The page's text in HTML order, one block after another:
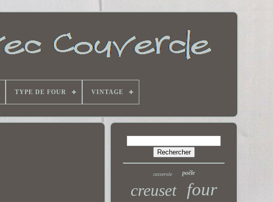
TYPE DE FOUR VINTAGE
casserole poêle
creuset four